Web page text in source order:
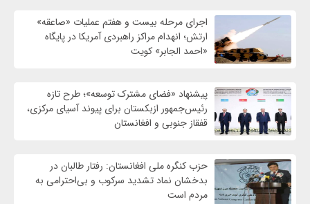
اجرای مرحله بیست و هفتم عملیات «صاعقه»
ارتش؛ انهدام مراکز راهبردی آمریکا در پایگاه
«احمد الجابر» کویت
پیشنهاد «فضای مشترک توسعه»؛ طرح تازه
رئیس‌جمهور ازبکستان برای پیوند آسیای مرکزی،
قفقاز جنوبی و افغانستان
حزب کنگره ملی افغانستان: رفتار طالبان در
بدخشان نماد تشدید سرکوب و بی‌احترامی به
مردم است